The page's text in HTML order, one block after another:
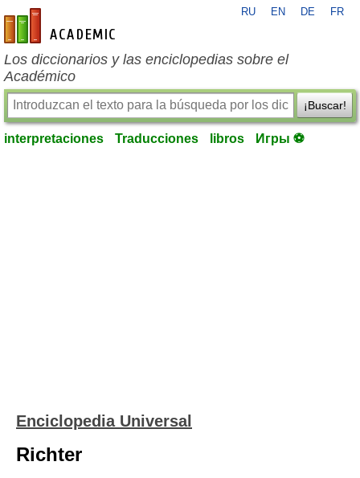
es-academic.com
RU EN DE FR
Los diccionarios y las enciclopedias sobre el
Académico
¡Buscar!
interpretaciones Traducciones libros Игры ⚽
Enciclopedia Universal
Richter